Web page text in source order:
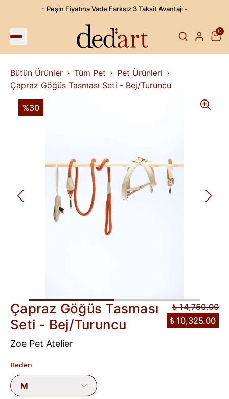
- Peşin Fiyatına Vade Farksız 3 Taksit Avantajı -
0
Bütün Ürünler Tüm Pet
Pet Ürünleri
Çapraz Göğüs Tasması Seti - Bej/Turuncu
%30
Çapraz Göğüs Tasması
Seti - Bej/Turuncu
₺ 14,750.00
₺ 10,325.00
Zoe Pet Atelier
Beden
M